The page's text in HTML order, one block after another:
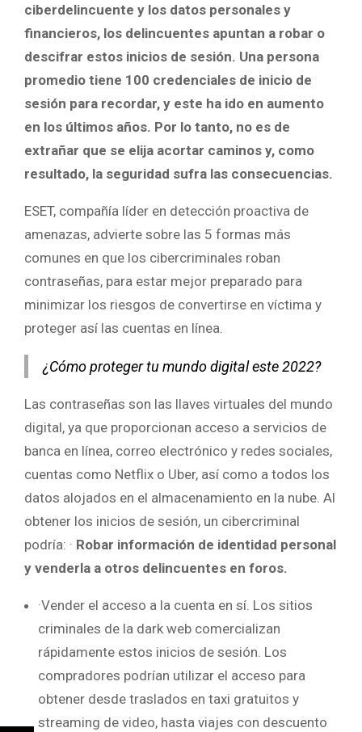
ciberdelincuente y los datos personales y
financieros, los delincuentes apuntan a robar o
descifrar estos inicios de sesión. Una persona
promedio tiene 100 credenciales de inicio de
sesión para recordar, y este ha ido en aumento
en los últimos años. Por lo tanto, no es de
extrañar que se elija acortar caminos y, como
resultado, la seguridad sufra las consecuencias.
ESET, compañía líder en detección proactiva de
amenazas, advierte sobre las 5 formas más
comunes en que los cibercriminales roban
contraseñas, para estar mejor preparado para
minimizar los riesgos de convertirse en víctima y
proteger así las cuentas en línea.
¿Cómo proteger tu mundo digital este 2022?
Las contraseñas son las llaves virtuales del mundo
digital, ya que proporcionan acceso a servicios de
banca en línea, correo electrónico y redes sociales,
cuentas como Netflix o Uber, así como a todos los
datos alojados en el almacenamiento en la nube. Al
obtener los inicios de sesión, un cibercriminal
podría: · Robar información de identidad personal
y venderla a otros delincuentes en foros.
·Vender el acceso a la cuenta en sí. Los sitios
criminales de la dark web comercializan
rápidamente estos inicios de sesión. Los
compradores podrían utilizar el acceso para
obtener desde traslados en taxi gratuitos y
streaming de video, hasta viajes con descuento